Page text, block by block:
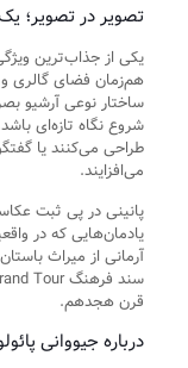
تصویر در تصویر؛
هم‌زمان فضای گالری
ساختار نوعی آرشیو
شروع نگاه تازه‌ای
طراحی می‌کنند یا
می‌افزایند.
پانینی در پی ثبت
یادمان‌هایی که در
آرمانی از میراث
قرن هجدهم.
درباره جیووانی